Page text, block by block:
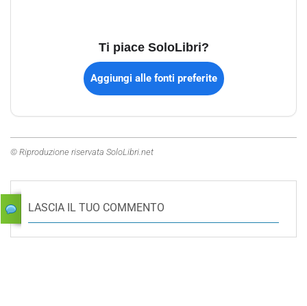
Ti piace SoloLibri?
Aggiungi alle fonti preferite
© Riproduzione riservata SoloLibri.net
LASCIA IL TUO COMMENTO